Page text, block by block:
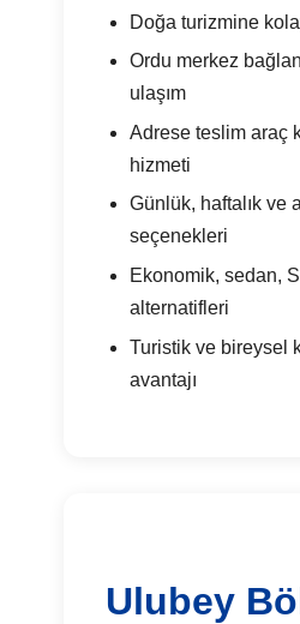
Doğa turizmine
Ordu merkez
ulaşım
Adrese teslim araç
hizmeti
Günlük, haftalık ve
seçenekleri
Ekonomik, sedan,
alternatifleri
Turistik ve bireysel
avantajı
Ulubey